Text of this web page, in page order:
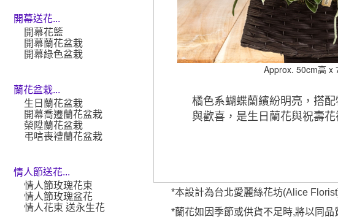
開幕送花...
開幕花籃
開幕蘭花盆栽
開幕綠色盆栽
蘭花盆栽...
生日蘭花盆栽
開幕喬遷蘭花盆栽
榮陞蘭花盆栽
弔唁喪禮蘭花盆栽
情人節送花...
情人節玫瑰花束
情人節玫瑰盆花
情人花束 送永生花
Approx. 50cm高 x
橘色系蝴蝶蘭繽紛明亮，搭
與歡喜，是生日蘭花與祝壽花
*本設計為台北愛麗絲花坊(Alice
*蘭花如因季節或供貨不足時,將以同